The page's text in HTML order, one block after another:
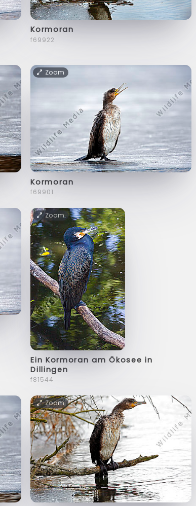
Kormoran
f69922
Zoom
Kormoran
f69901
Zoom
Ein Kormoran am Ökosee in
Dillingen
f81544
Zoom